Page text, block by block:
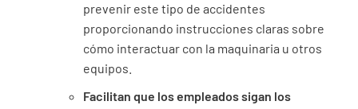
prevenir este tipo de accidentes
proporcionando instrucciones claras sobre
cómo interactuar con la maquinaria u otros
equipos.
Facilitan que los empleados sigan los